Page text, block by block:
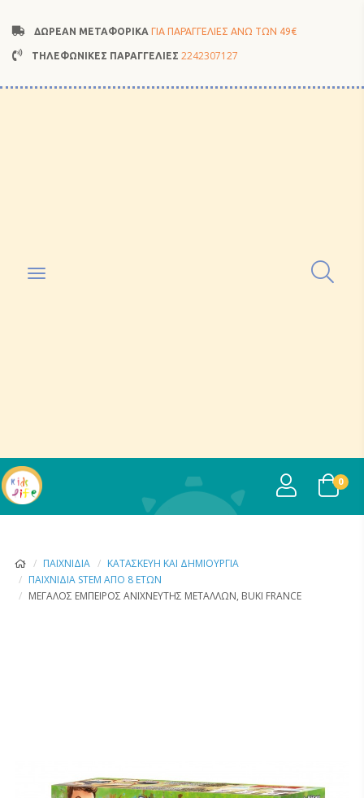
ΔΩΡΕΑΝ ΜΕΤΑΦΟΡΙΚΑ ΓΙΑ ΠΑΡΑΓΓΕΛΙΕΣ ΑΝΩ ΤΩΝ 49€
ΤΗΛΕΦΩΝΙΚΕΣ ΠΑΡΑΓΓΕΛΙΕΣ 2242307127
Toggle
USER 0
ΠΑΙΧΝΊΔΙΑ
ΚΑΤΑΣΚΕΥΉ ΚΑΙ ΔΗΜΙΟΥΡΓΊΑ
ΠΑΙΧΝΊΔΙΑ STEM ΑΠΌ 8 ΕΤΏΝ
ΜΕΓΆΛΟΣ ΈΜΠΕΙΡΟΣ ΑΝΙΧΝΕΥΤΉΣ ΜΕΤΆΛΛΩΝ, BUKI FRANCE